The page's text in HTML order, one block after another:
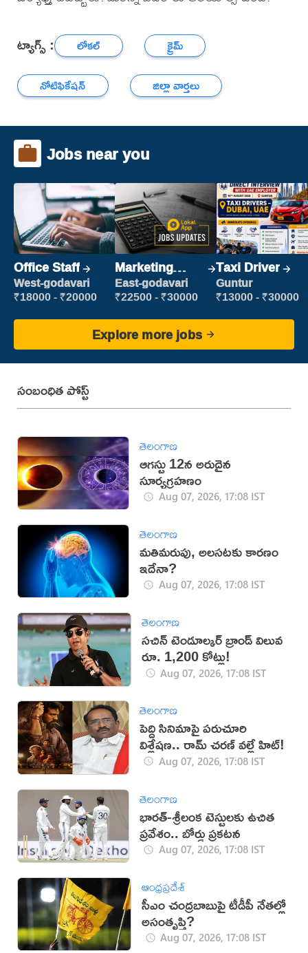
ట్యాగ్స్ : లోకల్
క్రైమ్
నోటిఫికేషన్
జిల్లా వార్తలు
Jobs near you
Office Staff
West-godavari
₹18000 - ₹20000
Marketing
Executive
East-godavari
₹22500 - ₹30000
Taxi Driver
Guntur
₹13000 - ₹30000
Explore more jobs
సంబంధిత పోస్ట్
తెలంగాణ
ఆగస్టు 12న అరుదైన
సూర్యగ్రహణం
Aug 07, 2026, 17:08 IST
తెలంగాణ
మతిమరుపు, అలసటకు కారణం
ఇదేనా?
Aug 07, 2026, 17:08 IST
తెలంగాణ
సచిన్ టెండూల్కర్ బ్రాండ్ విలువ
రూ. 1,200 కోట్లు!
Aug 07, 2026, 17:08 IST
తెలంగాణ
పెద్ది సినిమాపై పరుచూరి
విశ్లేషణ.. రామ్ చరణ్ వల్లే హిట్!
Aug 07, 2026, 17:08 IST
తెలంగాణ
భారత్-శ్రీలంక టెస్టులకు ఉచిత
ప్రవేశం.. బోర్డు ప్రకటన
Aug 07, 2026, 17:08 IST
ఆంధ్రప్రదేశ్
సీఎం చంద్రబాబుపై టీడీపీ నేతల్లో
అసంతృప్తి?
Aug 07, 2026, 17:08 IST